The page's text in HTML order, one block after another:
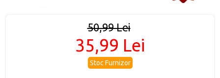
50,99 Lei
35,99 Lei
Stoc Furnizor